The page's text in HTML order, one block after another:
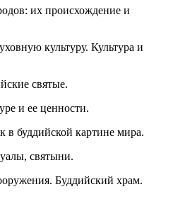
их происхождение и
культуру. Культура и
святые.
и ее ценности.
в буддийской картине мира.
святыни.
Буддийский храм.